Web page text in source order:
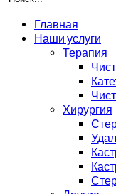
Главная
Наши услуги
Терапия
Хирургия